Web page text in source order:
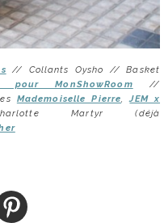
// Collants Oysho // Basket
pour MonShowRoom //
Mademoiselle Pierre,JEM x
Martyr (déjà